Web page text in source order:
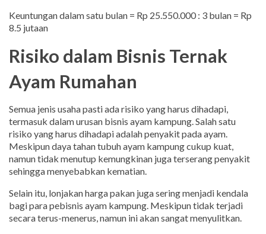
Keuntungan dalam satu bulan = Rp 25.550.000 : 3 bulan = Rp
8.5 jutaan
Risiko dalam Bisnis Ternak
Ayam Rumahan
Semua jenis usaha pasti ada risiko yang harus dihadapi,
termasuk dalam urusan bisnis ayam kampung. Salah satu
risiko yang harus dihadapi adalah penyakit pada ayam.
Meskipun daya tahan tubuh ayam kampung cukup kuat,
namun tidak menutup kemungkinan juga terserang penyakit
sehingga menyebabkan kematian.
Selain itu, lonjakan harga pakan juga sering menjadi kendala
bagi para pebisnis ayam kampung. Meskipun tidak terjadi
secara terus-menerus, namun ini akan sangat menyulitkan.